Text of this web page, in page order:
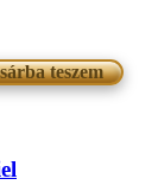
teszem